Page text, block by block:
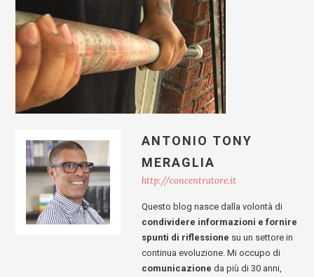
ANTONIO TONY
MERAGLIA
http://concentratore.it
Questo blog nasce dalla volontà di
condividere informazioni e fornire
spunti di riflessione su un settore in
continua evoluzione. Mi occupo di
comunicazione da più di 30 anni,